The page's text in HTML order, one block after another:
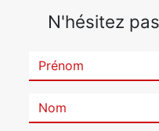
N'hésitez